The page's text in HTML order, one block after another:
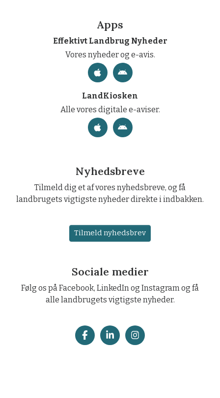
Apps
Effektivt Landbrug Nyheder
Vores nyheder og e-avis.
LandKiosken
Alle vores digitale e-aviser.
Nyhedsbreve
Tilmeld dig et af vores nyhedsbreve, og få
landbrugets vigtigste nyheder direkte i indbakken.
Tilmeld nyhedsbrev
Sociale medier
Følg os på Facebook, LinkedIn og Instagram og få
alle landbrugets vigtigste nyheder.